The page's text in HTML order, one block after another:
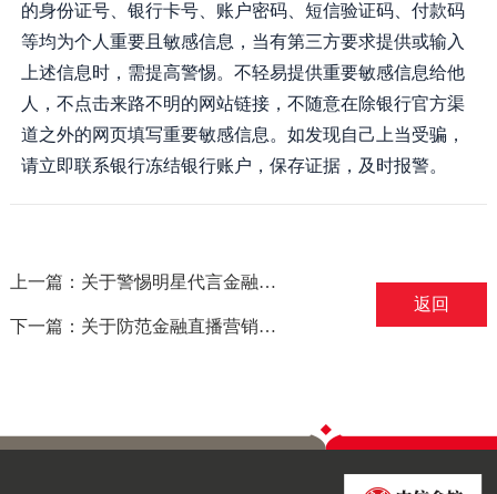
的身份证号、银行卡号、账户密码、短信验证码、付款码
等均为个人重要且敏感信息，当有第三方要求提供或输入
上述信息时，需提高警惕。不轻易提供重要敏感信息给他
人，不点击来路不明的网站链接，不随意在除银行官方渠
道之外的网页填写重要敏感信息。如发现自己上当受骗，
请立即联系银行冻结银行账户，保存证据，及时报警。
上一篇：关于警惕明星代言金融产品风险的提示——摘自中国银保监会
下一篇：关于防范金融直播营销有关风险的提示——摘自中国银保监会
返回